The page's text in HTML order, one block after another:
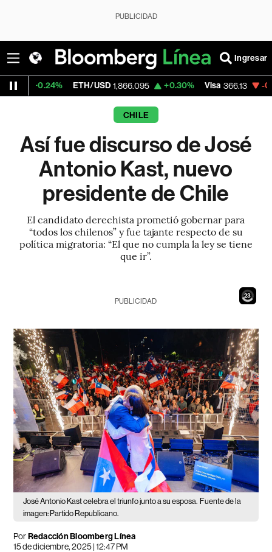
PUBLICIDAD
Ingresar
ETH/USD 1,866.095 +0.30% Visa 366.13 -0.04%
CHILE
Así fue discurso de José
Antonio Kast, nuevo
presidente de Chile
El candidato derechista prometió gobernar para
“todos los chilenos” y fue tajante respecto de su
política migratoria: “El que no cumpla la ley se tiene
que ir”.
21
PUBLICIDAD
José Antonio Kast celebra el triunfo junto a su esposa. Fuente de la
imagen: Partido Republicano.
PorRedacción Bloomberg Línea
15 de diciembre, 2025 | 12:47 PM